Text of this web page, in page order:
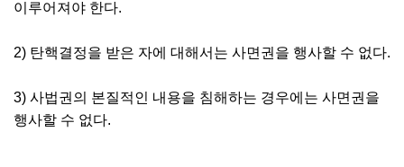
이루어져야 한다.
2) 탄핵결정을 받은 자에 대해서는 사면권을 행사할 수 없다.
3) 사법권의 본질적인 내용을 침해하는 경우에는 사면권을
행사할 수 없다.